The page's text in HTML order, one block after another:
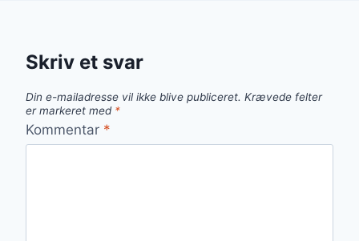
Skriv et svar
Din e-mailadresse vil ikke blive publiceret. Krævede felter
er markeret med *
Kommentar *